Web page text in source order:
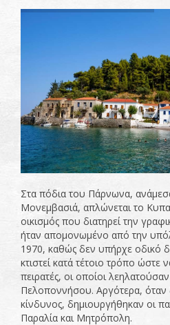
Στα πόδια του Πάρνωνα,
Μονεμβασιά, απλώνεται το
οικισμός που διατηρεί την
ήταν απομονωμένο από την
1970, καθώς δεν υπήρχε οδικό
κτιστεί κατά τέτοιο τρόπο ώστε
πειρατές, οι οποίοι λεηλατούσαν
Πελοποννήσου. Αργότερα,
κίνδυνος, δημιουργήθηκαν οι
Παραλία και Μητρόπολη.